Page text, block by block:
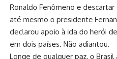
Ronaldo Fenômeno e
até mesmo o presidente
declarou apoio à ida do herói
em dois países. Não adiantou.
Longe de qualquer paz, o